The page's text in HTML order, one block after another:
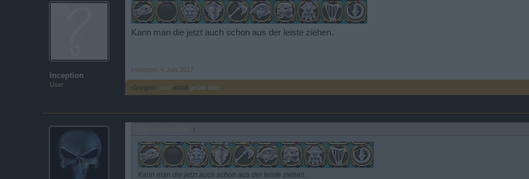
Inception
User
Kann man die jetzt auch schon aus der leiste ziehen.
Inception 4 Juni 2017
.-Gorgon-. und abfall gefällt dies.
↑
Kann man die jetzt auch schon aus der leiste ziehen.